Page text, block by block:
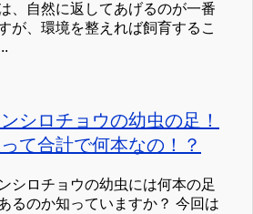
、自然に返してあげるのが一番
が、環境を整えれば飼育するこ
シロチョウの幼虫の足！
て合計で何本なの！？
シロチョウの幼虫には何本の足
るのか知っていますか？ 今回は